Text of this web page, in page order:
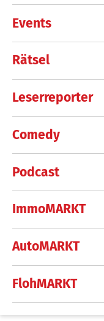
Events
Rätsel
Leserreporter
Comedy
Podcast
ImmoMARKT
AutoMARKT
FlohMARKT